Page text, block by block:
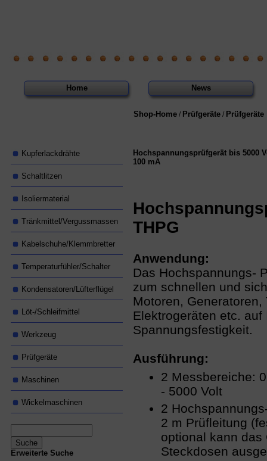
Home News
Kupferlackdrähte
Schaltlitzen
Isoliermaterial
Tränkmittel/Vergussmassen
Kabelschuhe/Klemmbretter
Temperaturfühler/Schalter
Kondensatoren/Lüfterflügel
Löt-/Schleifmittel
Werkzeug
Prüfgeräte
Maschinen
Wickelmaschinen
Erweiterte Suche
Shop-Home / Prüfgeräte / Prüfgeräte
Hochspannungsprüfgerät bis 5000
100 mA
THPG
Anwendung:
Das Hochspannungs-
zum schnellen und
Motoren,
Elektrogeräten etc.
Spannungsfestigkeit.
Ausführung:
2 Messbereiche:
- 5000 Volt
2
2 m Prüfleitung
optional kann das
Steckdosen